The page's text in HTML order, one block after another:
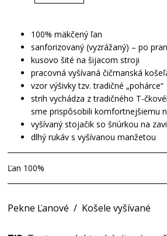
100% mäkčený ľan
sanforizovaný (vyzrážaný) – po
kusovo šité na šijacom stroji
pracovná vyšívaná čičmanská
vzor výšivky tzv. tradičné „pohárce“
strih vychádza z tradičného T-
sme prispôsobili komfortnejšiemu
vyšívaný stojačik so šnúrkou na
dlhý rukáv s vyšívanou manžetou
Ľan 100%
Pekne Ľanové / Košele vyšívané